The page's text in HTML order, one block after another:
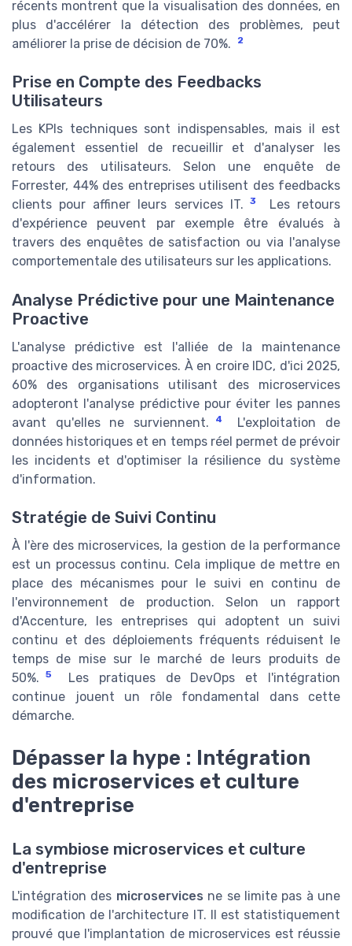
récents montrent que la visualisation des données, en
plus d'accélérer la détection des problèmes, peut
améliorer la prise de décision de 70%.
2
Prise en Compte des Feedbacks
Utilisateurs
Les KPIs techniques sont indispensables, mais il est
également essentiel de recueillir et d'analyser les
retours des utilisateurs. Selon une enquête de
Forrester, 44% des entreprises utilisent des feedbacks
clients pour affiner leurs services IT.
3
Les retours
d'expérience peuvent par exemple être évalués à
travers des enquêtes de satisfaction ou via l'analyse
comportementale des utilisateurs sur les applications.
Analyse Prédictive pour une Maintenance
Proactive
L'analyse prédictive est l'alliée de la maintenance
proactive des microservices. À en croire IDC, d'ici 2025,
60% des organisations utilisant des microservices
adopteront l'analyse prédictive pour éviter les pannes
avant qu'elles ne surviennent.
4
L'exploitation de
données historiques et en temps réel permet de prévoir
les incidents et d'optimiser la résilience du système
d'information.
Stratégie de Suivi Continu
À l'ère des microservices, la gestion de la performance
est un processus continu. Cela implique de mettre en
place des mécanismes pour le suivi en continu de
l'environnement de production. Selon un rapport
d'Accenture, les entreprises qui adoptent un suivi
continu et des déploiements fréquents réduisent le
temps de mise sur le marché de leurs produits de
50%.
5
Les pratiques de DevOps et l'intégration
continue jouent un rôle fondamental dans cette
démarche.
Dépasser la hype : Intégration
des microservices et culture
d'entreprise
La symbiose microservices et culture
d'entreprise
L'intégration des microservices ne se limite pas à une
modification de l'architecture IT. Il est statistiquement
prouvé que l'implantation de microservices est réussie